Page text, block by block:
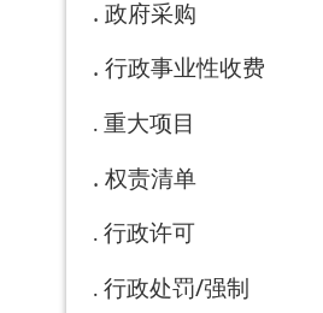
助企纾困
市场监管规则和标准
乡村振兴
生态环境